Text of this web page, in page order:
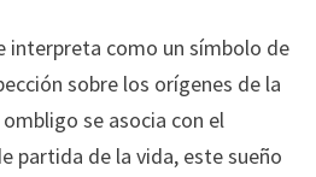
interpreta como un símbolo de
sobre los orígenes de la
se asocia con el
partida de la vida, este sueño